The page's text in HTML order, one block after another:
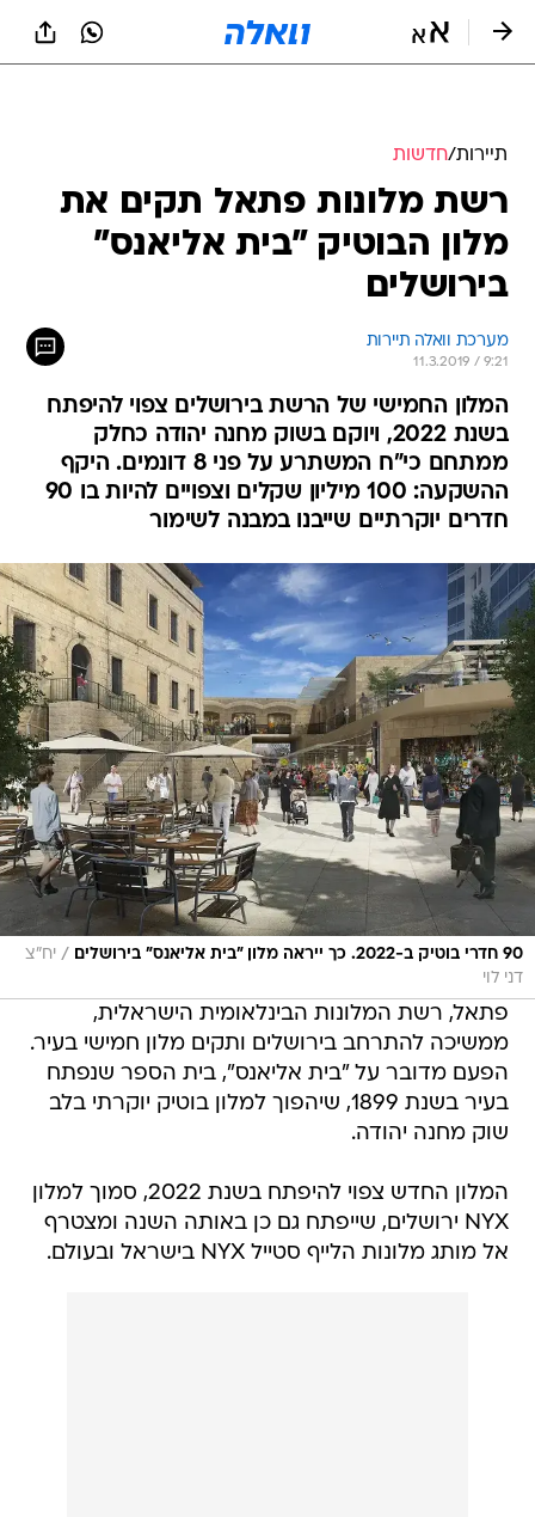
תיירות/חדשות
רשת מלונות פתאל תקים את
מלון הבוטיק "בית אליאנס"
בירושלים
מערכת וואלה תיירות
11.3.2019 / 9:21
המלון החמישי של הרשת בירושלים צפוי להיפתח
בשנת 2022, ויוקם בשוק מחנה יהודה כחלק
ממתחם כי"ח המשתרע על פני 8 דונמים. היקף
ההשקעה: 100 מיליון שקלים וצפויים להיות בו 90
חדרים יוקרתיים שייבנו במבנה לשימור
90 חדרי בוטיק ב-2022. כך ייראה מלון "בית אליאנס" בירושלים / יח"צ
דני לוי
פתאל, רשת המלונות הבינלאומית הישראלית,
ממשיכה להתרחב בירושלים ותקים מלון חמישי בעיר.
הפעם מדובר על "בית אליאנס", בית הספר שנפתח
בעיר בשנת 1899, שיהפוך למלון בוטיק יוקרתי בלב
שוק מחנה יהודה.
המלון החדש צפוי להיפתח בשנת 2022, סמוך למלון
NYX ירושלים, שייפתח גם כן באותה השנה ומצטרף
אל מותג מלונות הלייף סטייל NYX בישראל ובעולם.